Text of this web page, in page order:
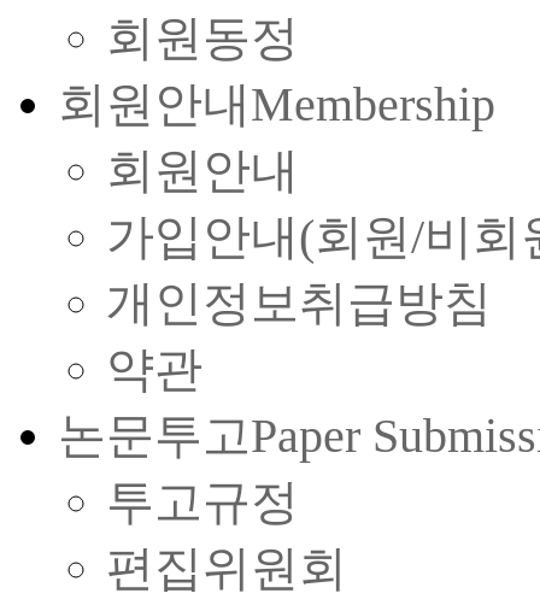
회원동정
회원안내Membership
회원안내
가입안내(회원/비회
개인정보취급방침
약관
논문투고Paper
투고규정
편집위원회